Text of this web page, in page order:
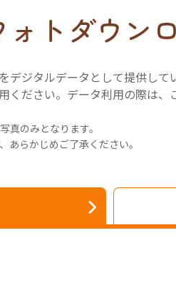
ォトダウン
ジタルデータとして提供して
ださい。データ利用の際は、
真のみとなります。
あらかじめご了承ください。